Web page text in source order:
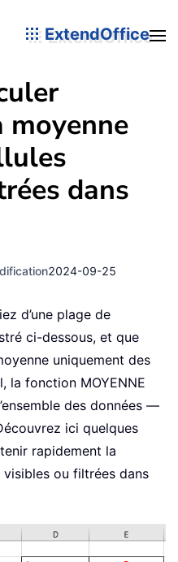
ExtendOffice
moyenne
dans
2024-09-25
d’une plage de
ci-dessous, et que
uniquement des
la fonction MOYENNE
des données —
ici quelques
rapidement la
visibles ou filtrées dans